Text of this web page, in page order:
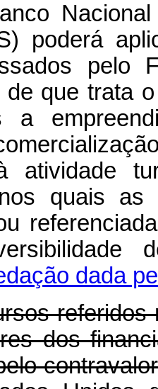
poderá
pelo
que trata
a
atividade
quais as
dada
dos